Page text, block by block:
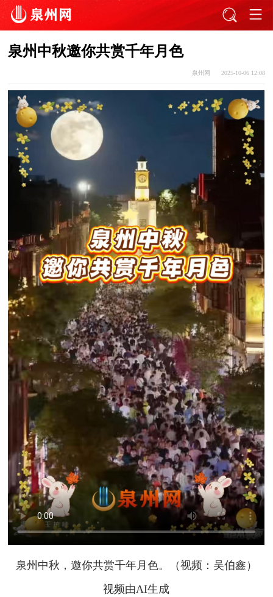
泉州中秋邀你共赏千年月色
泉州网 2025-10-06 12:08
泉州中秋，邀你共赏千年月色。（视频：吴伯鑫）
视频由AI生成